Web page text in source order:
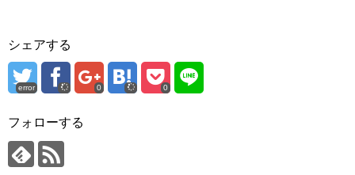
シェアする
error 0 0
フォローする